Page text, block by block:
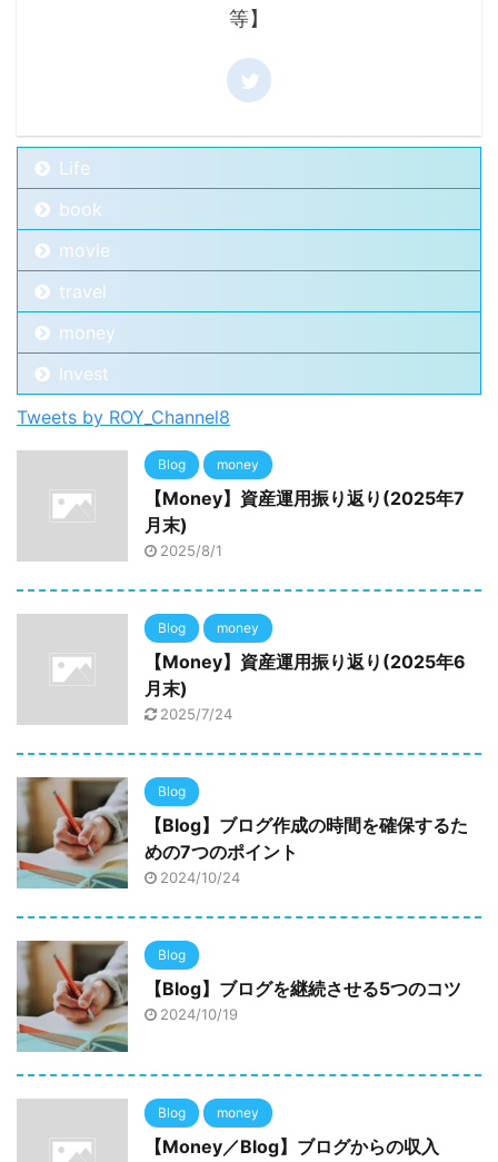
等】
Life
book
movie
travel
money
Invest
Tweets by ROY_Channel8
Blog money
【Money】資産運用振り返り(2025年7
月末)
2025/8/1
Blog money
【Money】資産運用振り返り(2025年6
月末)
2025/7/24
Blog
【Blog】ブログ作成の時間を確保するた
めの7つのポイント
2024/10/24
Blog
【Blog】ブログを継続させる5つのコツ
2024/10/19
Blog money
【Money／Blog】ブログからの収入